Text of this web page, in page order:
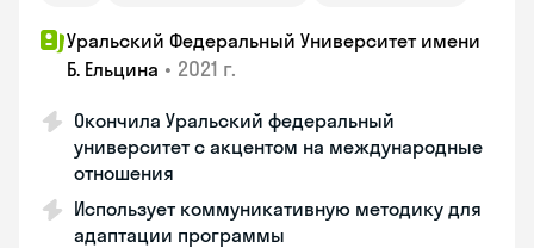
Уральский Федеральный Университет имени
Б. Ельцина • 2021 г.
Окончила Уральский федеральный
университет с акцентом на международные
отношения
Использует коммуникативную методику для
адаптации программы